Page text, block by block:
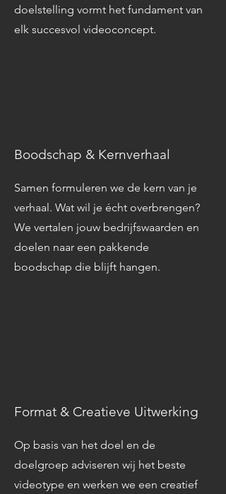
doelstelling vormt het fundament van
elk succesvol videoconcept.
Boodschap & Kernverhaal
Samen formuleren we de kern van je
verhaal. Wat wil je écht overbrengen?
We vertalen jouw bedrijfswaarden en
doelen naar een pakkende
boodschap die blijft hangen.
Format & Creatieve Uitwerking
Op basis van het doel en de
doelgroep adviseren wij het beste
videotype en werken we een creatief